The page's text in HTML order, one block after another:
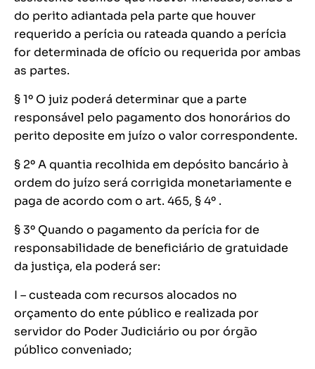
do perito adiantada pela parte que houver
requerido a perícia ou rateada quando a perícia
for determinada de ofício ou requerida por ambas
as partes.
§ 1º O juiz poderá determinar que a parte
responsável pelo pagamento dos honorários do
perito deposite em juízo o valor correspondente.
§ 2º A quantia recolhida em depósito bancário à
ordem do juízo será corrigida monetariamente e
paga de acordo com o art. 465, § 4º .
§ 3º Quando o pagamento da perícia for de
responsabilidade de beneficiário de gratuidade
da justiça, ela poderá ser:
I – custeada com recursos alocados no
orçamento do ente público e realizada por
servidor do Poder Judiciário ou por órgão
público conveniado;